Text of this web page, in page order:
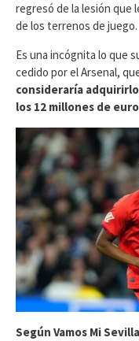
regresó de la lesión que
de los terrenos de juego.
Es una incógnita lo que
cedido por el Arsenal,
consideraría
los 12 millones de
Según Vamos Mi